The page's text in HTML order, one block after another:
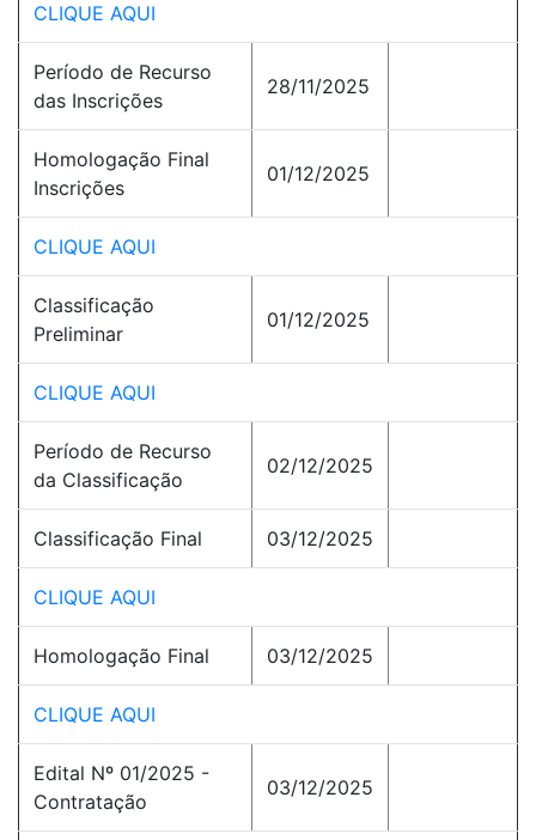
CLIQUE AQUI
Período de Recurso
das Inscrições
28/11/2025
Homologação Final
Inscrições
01/12/2025
CLIQUE AQUI
Classificação
Preliminar
01/12/2025
CLIQUE AQUI
Período de Recurso
da Classificação
02/12/2025
Classificação Final 03/12/2025
CLIQUE AQUI
Homologação Final 03/12/2025
CLIQUE AQUI
Edital Nº 01/2025 -
Contratação
03/12/2025